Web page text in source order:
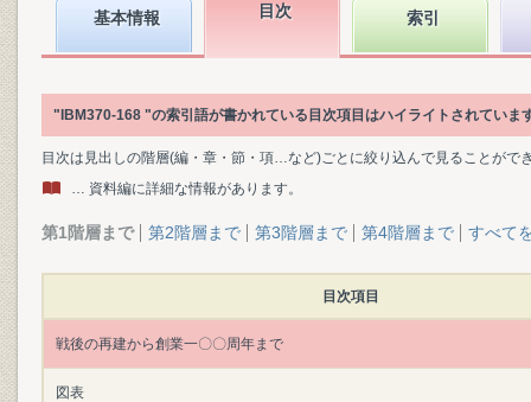
基本情報 目次 索引
"IBM370-168 "の索引語が書かれている目次項目はハイライトされていま
目次は見出しの階層(編・章・節・項…など)ごとに絞り込んで見ることがで
… 資料編に詳細な情報があります。
第1階層まで 第2階層まで 第3階層まで 第4階層まで すべて
目次項目
戦後の再建から創業一〇〇周年まで
図表